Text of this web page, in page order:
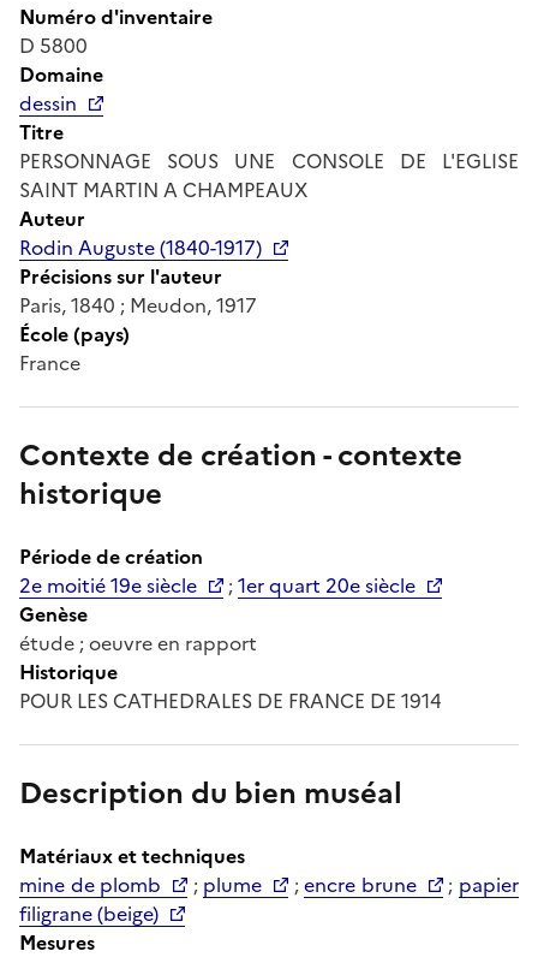
Numéro d'inventaire
D 5800
Domaine
dessin
Titre
PERSONNAGE SOUS UNE CONSOLE DE L'EGLISE
SAINT MARTIN A CHAMPEAUX
Auteur
Rodin Auguste (1840-1917)
Précisions sur l'auteur
Paris, 1840 ; Meudon, 1917
École (pays)
France
Contexte de création - contexte
historique
Période de création
2e moitié 19e siècle
;1er quart 20e siècle
Genèse
étude ; oeuvre en rapport
Historique
POUR LES CATHEDRALES DE FRANCE DE 1914
Description du bien muséal
Matériaux et techniques
mine de plomb
; plume ;encre brune ; papier
filigrane (beige)
Mesures